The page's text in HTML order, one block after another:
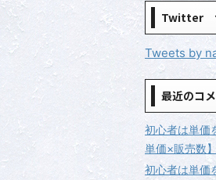
Twitter
Tweets by
最近のコ
初心者は単価
単価×販売数】
初心者は単価